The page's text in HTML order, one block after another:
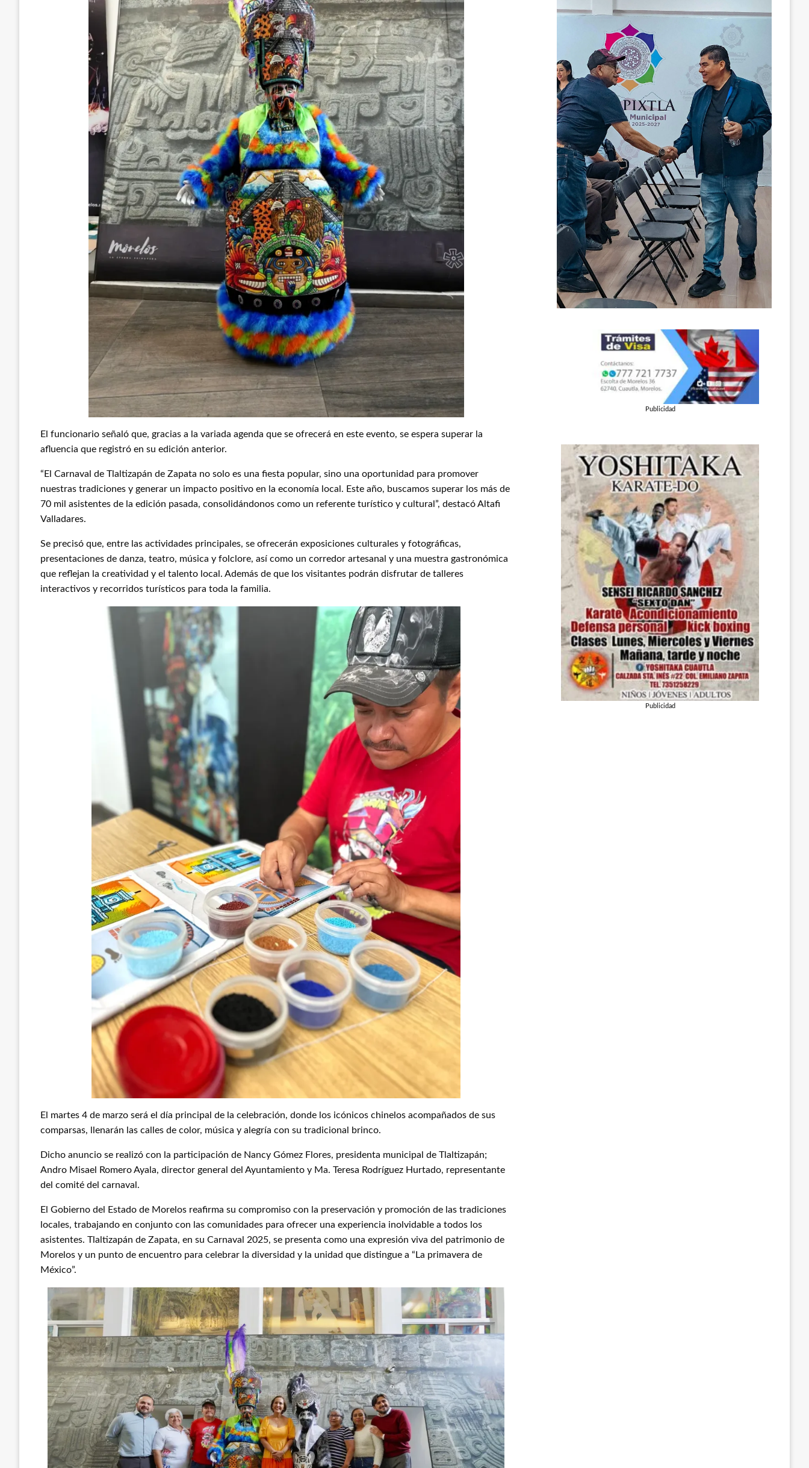
El funcionario señaló que, gracias a la variada agenda que se ofrecerá en este evento, se espera superar la
afluencia que registró en su edición anterior.
“El Carnaval de Tlaltizapán de Zapata no solo es una fiesta popular, sino una oportunidad para promover
nuestras tradiciones y generar un impacto positivo en la economía local. Este año, buscamos superar los más de
70 mil asistentes de la edición pasada, consolidándonos como un referente turístico y cultural”, destacó Altafi
Valladares.
Se precisó que, entre las actividades principales, se ofrecerán exposiciones culturales y fotográficas,
presentaciones de danza, teatro, música y folclore, así como un corredor artesanal y una muestra gastronómica
que reflejan la creatividad y el talento local. Además de que los visitantes podrán disfrutar de talleres
interactivos y recorridos turísticos para toda la familia.
El martes 4 de marzo será el día principal de la celebración, donde los icónicos chinelos acompañados de sus
comparsas, llenarán las calles de color, música y alegría con su tradicional brinco.
Dicho anuncio se realizó con la participación de Nancy Gómez Flores, presidenta municipal de Tlaltizapán;
Andro Misael Romero Ayala, director general del Ayuntamiento y Ma. Teresa Rodríguez Hurtado, representante
del comité del carnaval.
El Gobierno del Estado de Morelos reafirma su compromiso con la preservación y promoción de las tradiciones
locales, trabajando en conjunto con las comunidades para ofrecer una experiencia inolvidable a todos los
asistentes. Tlaltizapán de Zapata, en su Carnaval 2025, se presenta como una expresión viva del patrimonio de
Morelos y un punto de encuentro para celebrar la diversidad y la unidad que distingue a “La primavera de
México”.
Publicidad
Publicidad